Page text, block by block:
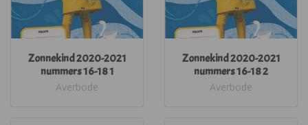
Zonnekind 2020-2021
nummers 16-18 1
Averbode
Zonnekind 2020-2021
nummers 16-18 2
Averbode